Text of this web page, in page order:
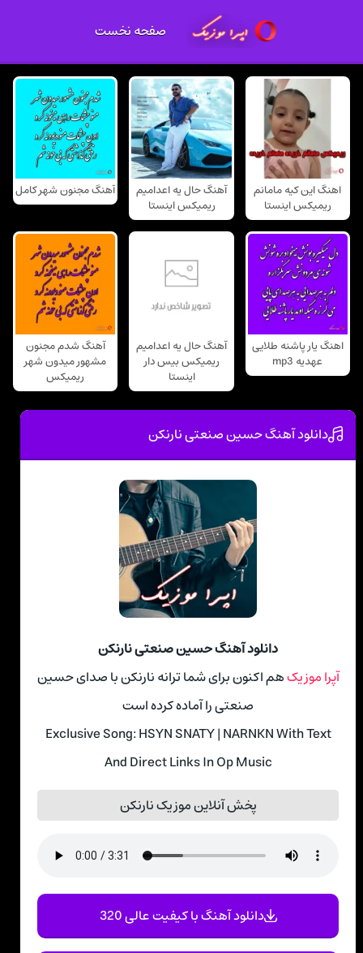
صفحه نخست
اهنگ این کیه مامانم
ریمیکس اینستا
آهنگ حال یه اعدامیم
ریمیکس اینستا
آهنگ مجنون شهر کامل
اهنگ یار پاشنه طلایی
عهدیه mp3
آهنگ حال یه اعدامیم
ریمیکس بیس دار
اینستا
آهنگ شدم مجنون
مشهور میدون شهر
ریمیکس
دانلود آهنگ حسین صنعتی نارنکن
دانلود آهنگ حسین صنعتی نارنکن
آپرا موزیکهم اکنون برای شما ترانه نارنکن با صدای حسین
صنعتی را آماده کرده است
Exclusive Song: HSYN SNATY | NARNKN With Text
And Direct Links In Op Music
پخش آنلاین موزیک نارنکن
دانلود آهنگ با کیفیت عالی 320